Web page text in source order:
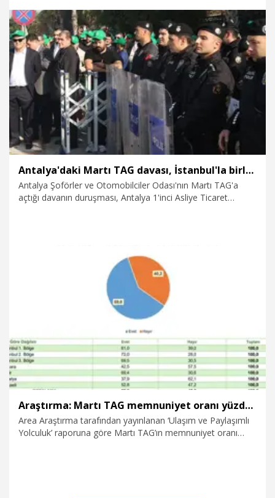
İstanbul'da bizim kazandığımız dava nedeniyle burada
yargılamanın gerek olmadığına karar verdi. Martı'nın önünde
artık kanuni bir engel kalmadı" dedi.
20.12.2024 Gündem
Antalya'daki Martı TAG davası, İstanbul'la birleştirildi
Antalya Şoförler ve Otomobilciler Odası'nın Martı TAG'a
açtığı davanın duruşması, Antalya 1'inci Asliye Ticaret
Araştırma: Martı TAG memnuniyet oranı yüzde 93,8
Area Araştırma tarafından yayınlanan ‘Ulaşım ve Paylaşımlı
Yolculuk’ raporuna göre Martı TAG’ın memnuniyet oranı